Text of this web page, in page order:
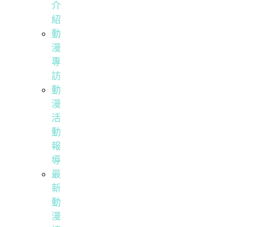
介
紹
動
漫
專
訪
動
漫
活
動
報
導
最
新
動
漫